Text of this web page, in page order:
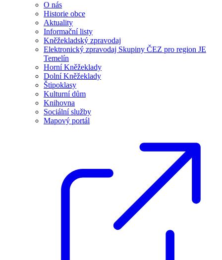
O nás
Historie obce
Aktuality
Informační listy
Kněžekladský zpravodaj
Elektronický zpravodaj Skupiny ČEZ pro region JE
Temelín
Horní Kněžeklady
Dolní Kněžeklady
Štipoklasy
Kulturní dům
Knihovna
Sociální služby
Mapový portál